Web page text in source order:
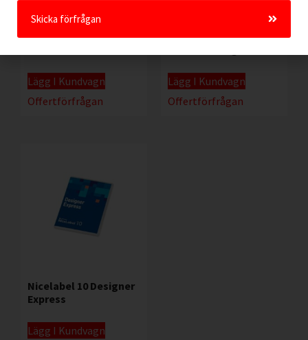
Brady Workstation
Lägg I Kundvagn
Offertförfrågan
Brady Workstation
Lägg I Kundvagn
Offertförfrågan
Nicelabel 10 Designer
Express
Lägg I Kundvagn
Skicka förfrågan